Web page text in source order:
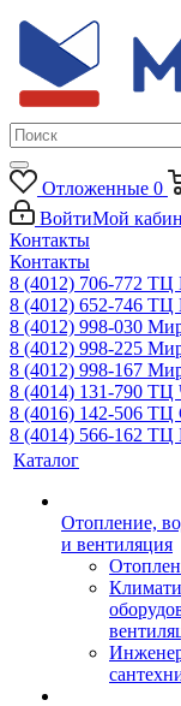
Отложенные 0
ВойтиМой
Контакты
Контакты
8 (4012) 706-772 ТЦ
8 (4012) 652-746 ТЦ
8 (4012) 998-030
8 (4012) 998-225
8 (4012) 998-167
8 (4014) 131-790 ТЦ
8 (4016) 142-506 ТЦ
8 (4014) 566-162 ТЦ
Каталог
Отопление,
и вентиляция